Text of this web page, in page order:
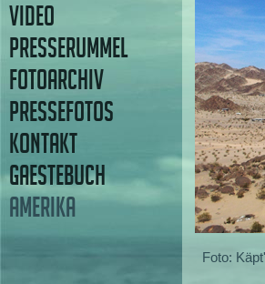
Foto:
VIDEO
PRESSERUMMEL
FOTOARCHIV
PRESSEFOTOS
KONTAKT
GAESTEBUCH
AMERIKA